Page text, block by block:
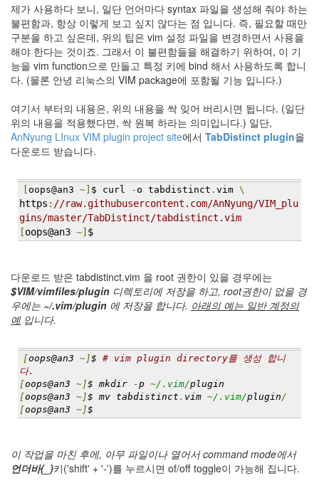
제가 사용하다 보니, 일단 언어마다 syntax 파일을 생성해 줘야 하는
불편함과, 항상 이렇게 보고 싶지 않다는 점 입니다. 즉, 필요할 때만
구분을 하고 싶은데, 위의 팁은 vim 설정 파일을 변경하면서 사용을
해야 한다는 것이죠. 그래서 이 불편함들을 해결하기 위하여, 이 기
능을 vim function으로 만들고 특정 키에 bind 해서 사용하도록 합니
다. (물론 안녕 리눅스의 VIM package에 포함될 기능 입니다.)
여기서 부터의 내용은, 위의 내용을 싹 잊어 버리시면 됩니다. (일단
위의 내용을 적용했다면, 싹 원복 하라는 의미입니다.) 일단,
AnNyung LInux VIM plugin project site에서 TabDistinct plugin을
다운로드 받습니다.
oops@an3 ~] $ curl - o tabdistinct . vim \
https : //raw.githubusercontent.com/AnNyung/VIM_plu
gins/master/TabDistinct/tabdistinct.vim
[oops@an3 ~] $
다운로드 받은 tabdistinct.vim 을 root 권한이 있을 경우에는
$VIM/vimfiles/plugin 디렉토리에 저장을 하고, root권한이 없을 경
우에는 ~/.vim/plugin 에 저장을 합니다. 아래의 예는 일반 계정의
예입니다.
[oops@an3 ~]$ # vim plugin directory를 생성 합니
다.
[oops@an3 ~]$ mkdir -p ~/.vim/plugin
[oops@an3 ~]$ mv tabdistinct . vim ~/.vim/plugin/
[oops@an3 ~]$
이 작업을 마친 후에, 아무 파일이나 열어서 command mode에서
언더바(_)키('shift' + '-')를 누르시면 of/off toggle이 가능해 집니다.